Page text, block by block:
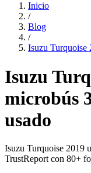
Inicio
/
Blog
/
Isuzu Turquoise
Isuzu
microbús
usado
Isuzu Turquoise 2019
TrustReport con 80+